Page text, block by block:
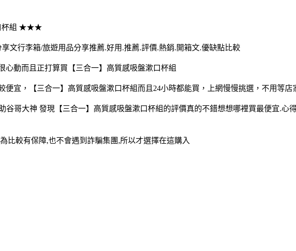
口杯組 ★★★
文行李箱/旅遊用品分享推薦.好用.推薦.評價.熱銷.開箱文.優缺點比較
動而且正打算買【三合一】高質感吸盤漱口杯組
宜，【三合一】高質感吸盤漱口杯組而且24小時都能買，上網慢慢挑選，不用等
哥大神 發現【三合一】高質感吸盤漱口杯組的評價真的不錯想想哪裡買最便宜.心
比較有保障,也不會遇到詐騙集團,所以才選擇在這購入